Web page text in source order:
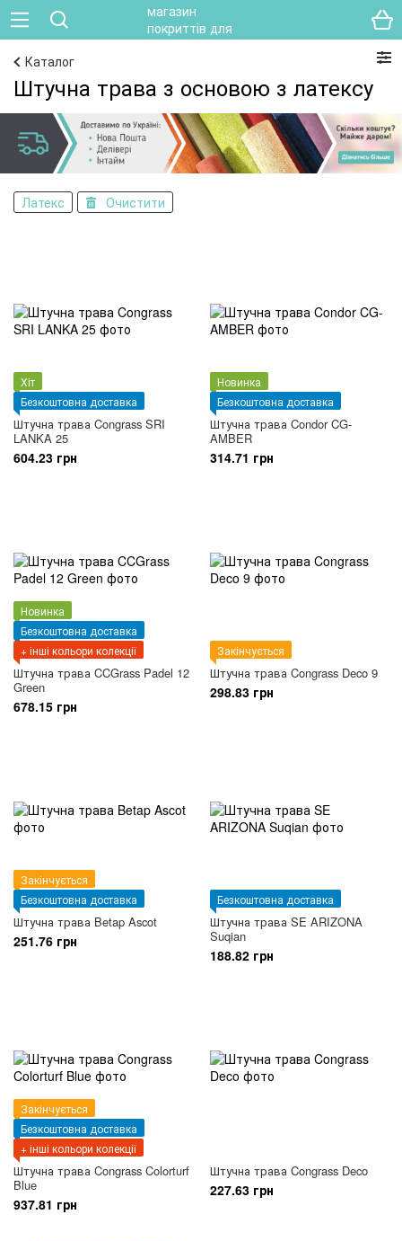
Каталог
Штучна трава з основою з латексу
Латекс Очистити
Хіт
Безкоштовна доставка
Штучна трава Congrass SRI
LANKA 25
604.23 грн
Новинка
Безкоштовна доставка
Штучна трава Condor CG-
AMBER
314.71 грн
Новинка
Безкоштовна доставка
+ інші кольори колекції
Штучна трава CCGrass Padel 12
Green
678.15 грн
Закінчується
Штучна трава Congrass Deco 9
298.83 грн
Закінчується
Безкоштовна доставка
Штучна трава Betap Ascot
251.76 грн
Безкоштовна доставка
Штучна трава SE ARIZONA
Suqian
188.82 грн
Закінчується
Безкоштовна доставка
+ інші кольори колекції
Штучна трава Congrass Colorturf
Blue
937.81 грн
Штучна трава Congrass Deco
227.63 грн